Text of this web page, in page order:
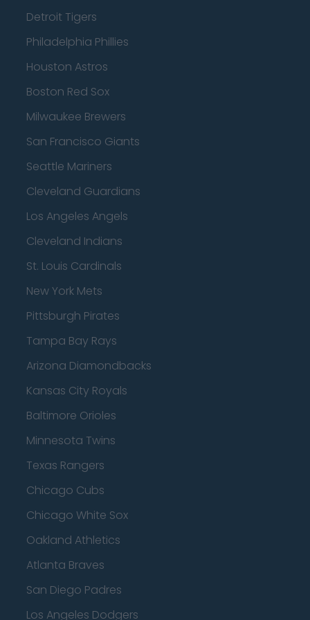
Detroit Tigers
Philadelphia Phillies
Houston Astros
Boston Red Sox
Milwaukee Brewers
San Francisco Giants
Seattle Mariners
Cleveland Guardians
Los Angeles Angels
Cleveland Indians
St. Louis Cardinals
New York Mets
Pittsburgh Pirates
Tampa Bay Rays
Arizona Diamondbacks
Kansas City Royals
Baltimore Orioles
Minnesota Twins
Texas Rangers
Chicago Cubs
Chicago White Sox
Oakland Athletics
Atlanta Braves
San Diego Padres
Los Angeles Dodgers